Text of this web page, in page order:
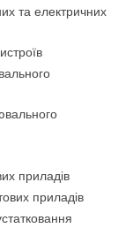
та електричних
приладів
приладів